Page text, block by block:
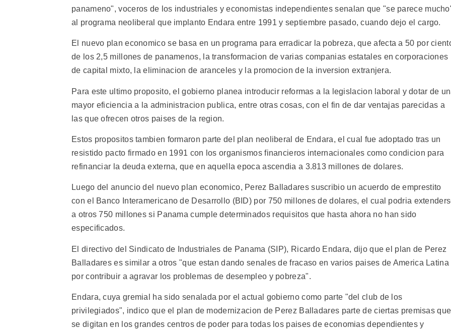
panameno", voceros de los industriales y economistas independientes senalan que "se parece
al programa neoliberal que implanto Endara entre 1991 y septiembre pasado, cuando dejo el cargo.
El nuevo plan economico se basa en un programa para erradicar la pobreza, que afecta a 50 por
de los 2,5 millones de panamenos, la transformacion de varias companias estatales en corporaciones
de capital mixto, la eliminacion de aranceles y la promocion de la inversion extranjera.
Para este ultimo proposito, el gobierno planea introducir reformas a la legislacion laboral y dotar de
mayor eficiencia a la administracion publica, entre otras cosas, con el fin de dar ventajas parecidas a
las que ofrecen otros paises de la region.
Estos propositos tambien formaron parte del plan neoliberal de Endara, el cual fue adoptado tras un
resistido pacto firmado en 1991 con los organismos financieros internacionales como condicion para
refinanciar la deuda externa, que en aquella epoca ascendia a 3.813 millones de dolares.
Luego del anuncio del nuevo plan economico, Perez Balladares suscribio un acuerdo de emprestito
con el Banco Interamericano de Desarrollo (BID) por 750 millones de dolares, el cual podria
a otros 750 millones si Panama cumple determinados requisitos que hasta ahora no han sido
especificados.
El directivo del Sindicato de Industriales de Panama (SIP), Ricardo Endara, dijo que el plan de Perez
Balladares es similar a otros "que estan dando senales de fracaso en varios paises de America Latina
por contribuir a agravar los problemas de desempleo y pobreza".
Endara, cuya gremial ha sido senalada por el actual gobierno como parte "del club de los
privilegiados", indico que el plan de modernizacion de Perez Balladares parte de ciertas premisas que
se digitan en los grandes centros de poder para todas los paises de economias dependientes y